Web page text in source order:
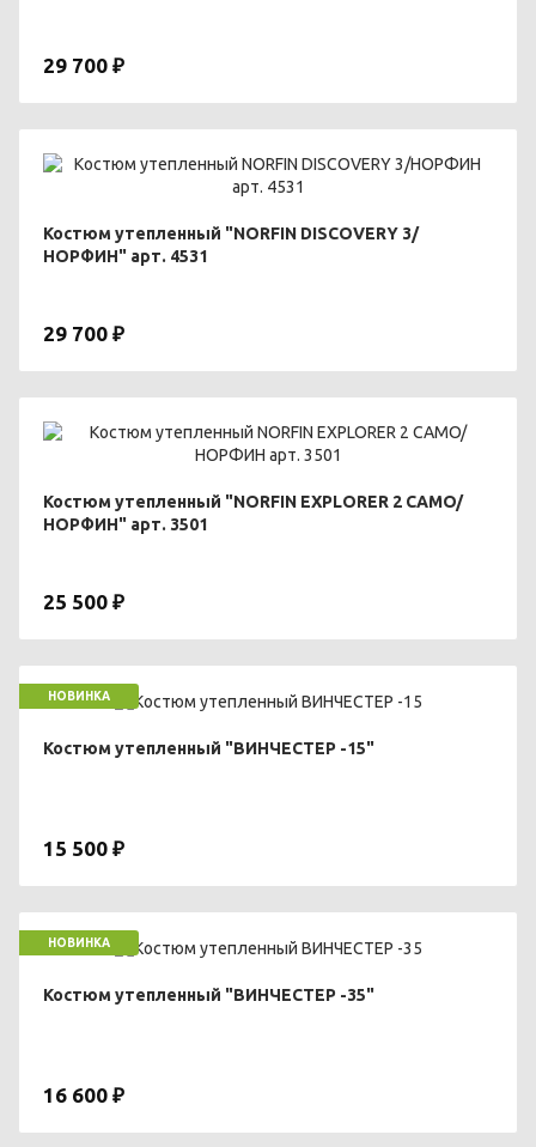
29 700 ₽
Костюм утепленный "NORFIN DISCOVERY 3/
НОРФИН" арт. 4531
29 700 ₽
Костюм утепленный "NORFIN EXPLORER 2 CAMO/
НОРФИН" арт. 3501
25 500 ₽
НОВИНКА
Костюм утепленный "ВИНЧЕСТЕР -15"
15 500 ₽
НОВИНКА
Костюм утепленный "ВИНЧЕСТЕР -35"
16 600 ₽